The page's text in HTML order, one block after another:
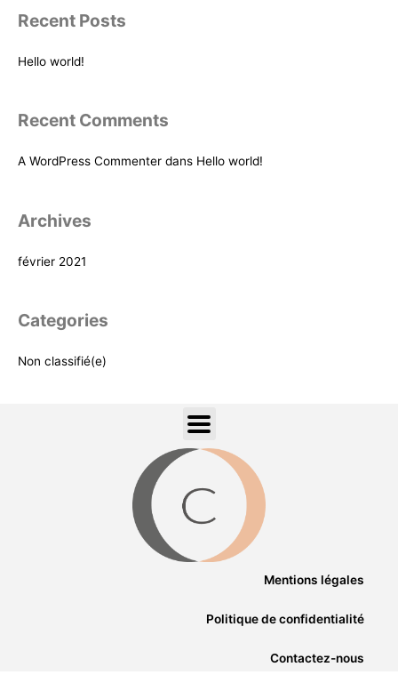
h
h
:
Recent Posts
Hello world!
Recent Comments
A WordPress Commenter dans Hello world!
Archives
février 2021
Categories
Non classifié(e)
Mentions légales
Politique de confidentialité
Contactez-nous